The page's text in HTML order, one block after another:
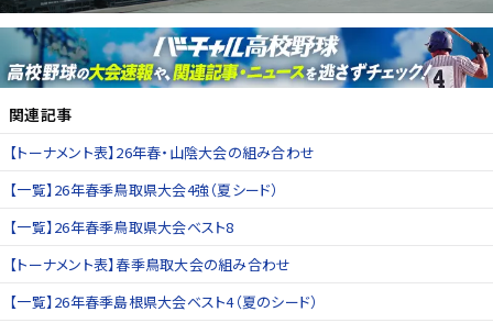
関連記事
【トーナメント表】26年春・山陰大会の組み合わせ
【一覧】26年春季鳥取県大会4強（夏シード）
【一覧】26年春季鳥取県大会ベスト8
【トーナメント表】春季鳥取大会の組み合わせ
【一覧】26年春季島根県大会ベスト4（夏のシード）